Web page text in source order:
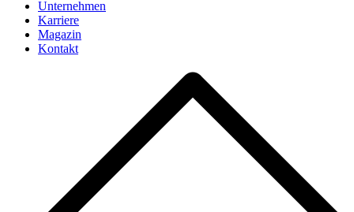
Unternehmen
Karriere
Magazin
Kontakt